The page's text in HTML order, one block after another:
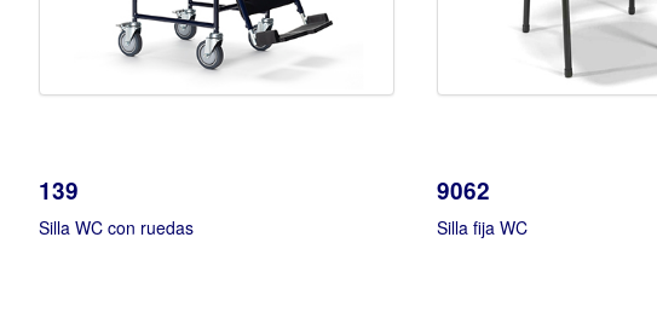
139
Silla WC con ruedas
9062
Silla fija WC